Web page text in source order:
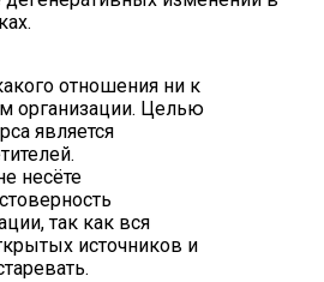
отношения ни к
организации. Целью
является
несёте
так как вся
источников и